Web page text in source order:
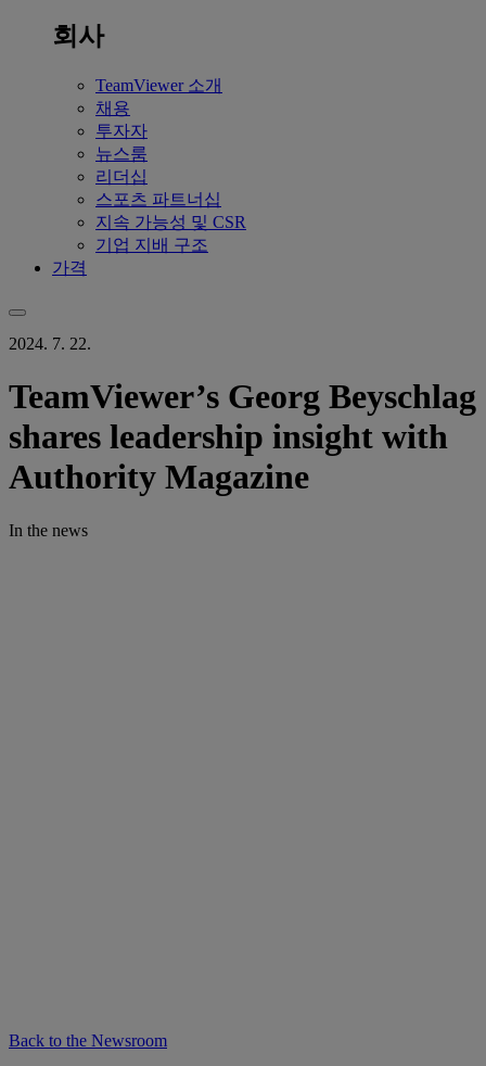
회사
TeamViewer 소개
채용
투자자
뉴스룸
리더십
스포츠 파트너십
지속 가능성 및 CSR
기업 지배 구조
가격
2024. 7. 22.
TeamViewer’s Georg Beyschlag
shares leadership insight with
Authority Magazine
In the news
Back to the Newsroom